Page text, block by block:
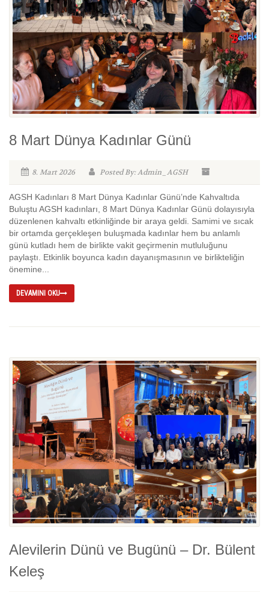
8 Mart Dünya Kadınlar Günü
8. Mart 2026 Posted By: Admin_AGSH
AGSH Kadınları 8 Mart Dünya Kadınlar Günü’nde Kahvaltıda
Buluştu AGSH kadınları, 8 Mart Dünya Kadınlar Günü dolayısıyla
düzenlenen kahvaltı etkinliğinde bir araya geldi. Samimi ve sıcak
bir ortamda gerçekleşen buluşmada kadınlar hem bu anlamlı
günü kutladı hem de birlikte vakit geçirmenin mutluluğunu
paylaştı. Etkinlik boyunca kadın dayanışmasının ve birlikteliğin
önemine...
DEVAMINI OKU
Alevilerin Dünü ve Bugünü – Dr. Bülent
Keleş